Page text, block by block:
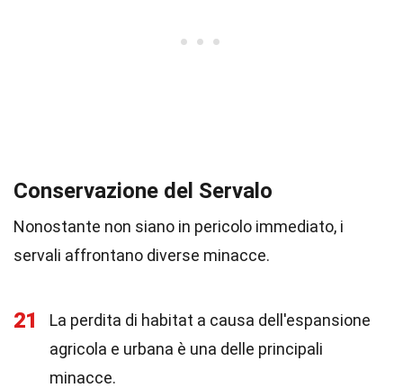
Conservazione del Servalo
Nonostante non siano in pericolo immediato, i
servali affrontano diverse minacce.
21
La perdita di habitat a causa dell'espansione
agricola e urbana è una delle principali
minacce.